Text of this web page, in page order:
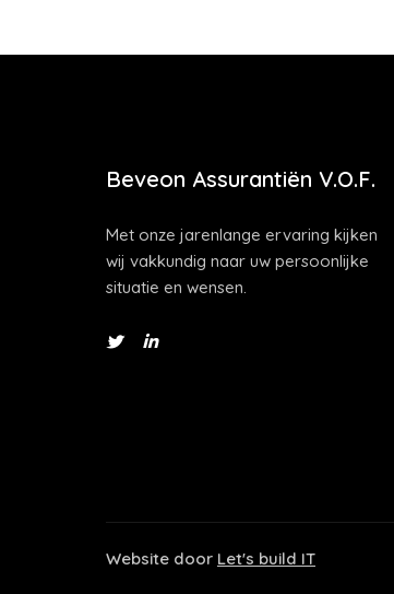
Beveon Assurantiën V.O.F.
Met onze jarenlange ervaring kijken
wij vakkundig naar uw persoonlijke
situatie en wensen.
Website door Let's build IT